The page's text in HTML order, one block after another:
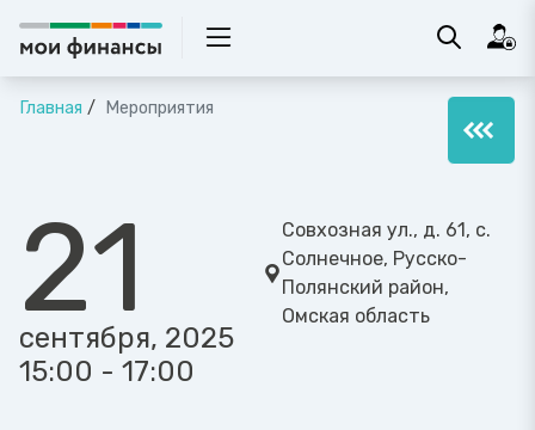
Главная Мероприятия
21
сентября, 2025
15:00 - 17:00
Совхозная ул., д. 61, с.
Солнечное, Русско-
Полянский район,
Омская область